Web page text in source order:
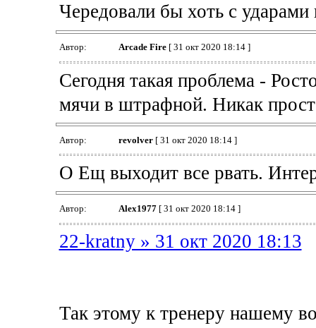
Чередовали бы хоть с ударами
Автор: Arcade Fire[ 31 окт 2020 18:14 ]
Сегодня такая проблема -
мячи в штрафной. Никак
Автор: revolver[ 31 окт 2020 18:14 ]
О Ещ выходит все рвать.
Автор: Alex1977[ 31 окт 2020 18:14 ]
22-kratny » 31 окт 2020 18:13
Так этому к тренеру нашему